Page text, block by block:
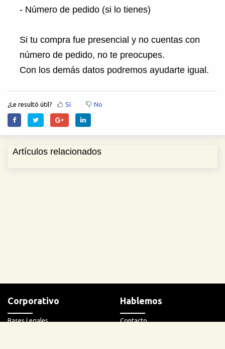
- Número de pedido (si lo tienes)
Si tu compra fue presencial y no cuentas con
número de pedido, no te preocupes.
Con los demás datos podremos ayudarte igual.
¿Le resultó útil? Sí No
Artículos relacionados
Corporativo
Bases Legales
Hablemos
Contacto